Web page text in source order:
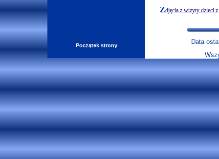
Zdjęcia z wizyty dzieci z
Początek strony
Data